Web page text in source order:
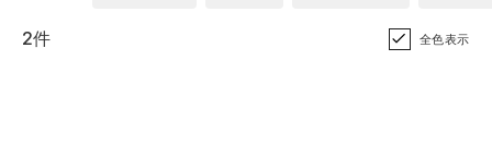
2件 全色表示